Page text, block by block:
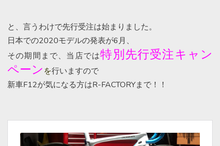
と、言うわけで先行受注は始まりました。
日本での2020モデルの発表が6月、
その期間まで、当店では特別先行受注キャン
ペーン を行いますので
新車F12が気になる方はR-FACTORYまで！！